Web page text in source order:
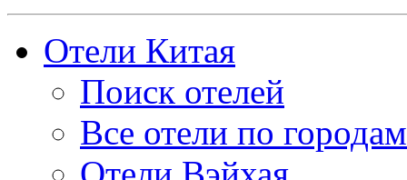
Отели Китая
Поиск отелей
Все отели по городам